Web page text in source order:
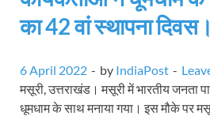
का 42 वां स्थापना दिवस।
6 April 2022 - by IndiaPost -
मसूरी, उत्तराखंड। मसूरी में भारतीय जनता
धूमधाम के साथ मनाया गया। इस मौके पर